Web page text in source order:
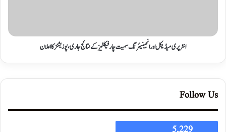
انٹر پری میڈیکل اور انجینیئرنگ سمیت چار فیکلٹیز کے نتائج جاری، پوزیشنز کا اعلان
Follow Us